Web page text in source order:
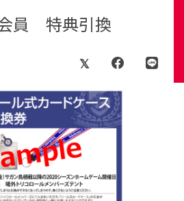
員 特典引換